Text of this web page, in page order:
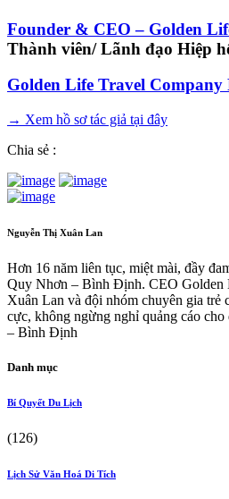
Founder & CEO – Golden
Thành viên/ Lãnh đạo Hiệp
Golden Life Travel Company
→ Xem hồ sơ tác giả tại đây
Chia sẻ :
Nguyễn Thị Xuân Lan
Hơn 16 năm liên tục, miệt mài, đầy
Quy Nhơn – Bình Định. CEO Golden
Xuân Lan và đội nhóm chuyên gia trẻ
cực, không ngừng nghỉ quảng cáo
– Bình Định
Danh mục
Bí Quyết Du Lịch
(126)
Lịch Sử Văn Hoá Di Tích